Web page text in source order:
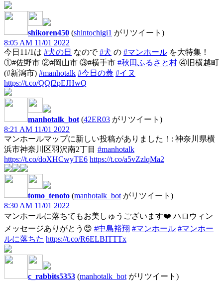
shikoren450 (shintochigi1 がリツイート)
8:05 AM 11/01 2022
今日11/1は #犬の日 なので#犬 の #マンホール を大特集！
①#佐野市 ②#岡山市 ③#横手市 #秋田ふるさと村 ④旧横越町
(#新潟市) #manhotalk #今日の蓋 #イヌ
https://t.co/QQf2pEJHwQ
manhotalk_bot (42ER03 がリツイート)
8:21 AM 11/01 2022
マンホールマップに新しい投稿がありました！: 神奈川県横
浜市神奈川区羽沢南2丁目 #manhotalk
https://t.co/doXHCwyTE6 https://t.co/a5vZzlqMa2
tomo_tenoto (manhotalk_bot がリツイート)
8:30 AM 11/01 2022
マンホールに落ちてもお美しゅうございます❤️ ハロウィン
メッセージありがとう😍 #中島裕翔 #マンホール #マンホー
ルに落ちた https://t.co/R6ELBITTTx
c_rabbits5353 (manhotalk_bot がリツイート)